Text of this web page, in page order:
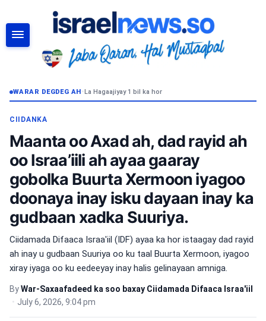
WARAR DEGDEG AH•La Hagaajiyay 1 bil ka hor
CIIDANKA
Maanta oo Axad ah, dad rayid ah
oo Israa’iili ah ayaa gaaray
gobolka Buurta Xermoon iyagoo
doonaya inay isku dayaan inay ka
gudbaan xadka Suuriya.
Ciidamada Difaaca Israa'iil (IDF) ayaa ka hor istaagay dad rayid
ah inay u gudbaan Suuriya oo ku taal Buurta Xermoon, iyagoo
xiray iyaga oo ku eedeeyay inay halis gelinayaan amniga.
ByWar-Saxaafadeed ka soo baxay Ciidamada Difaaca Israa'iil
• July 6, 2026, 9:04 pm